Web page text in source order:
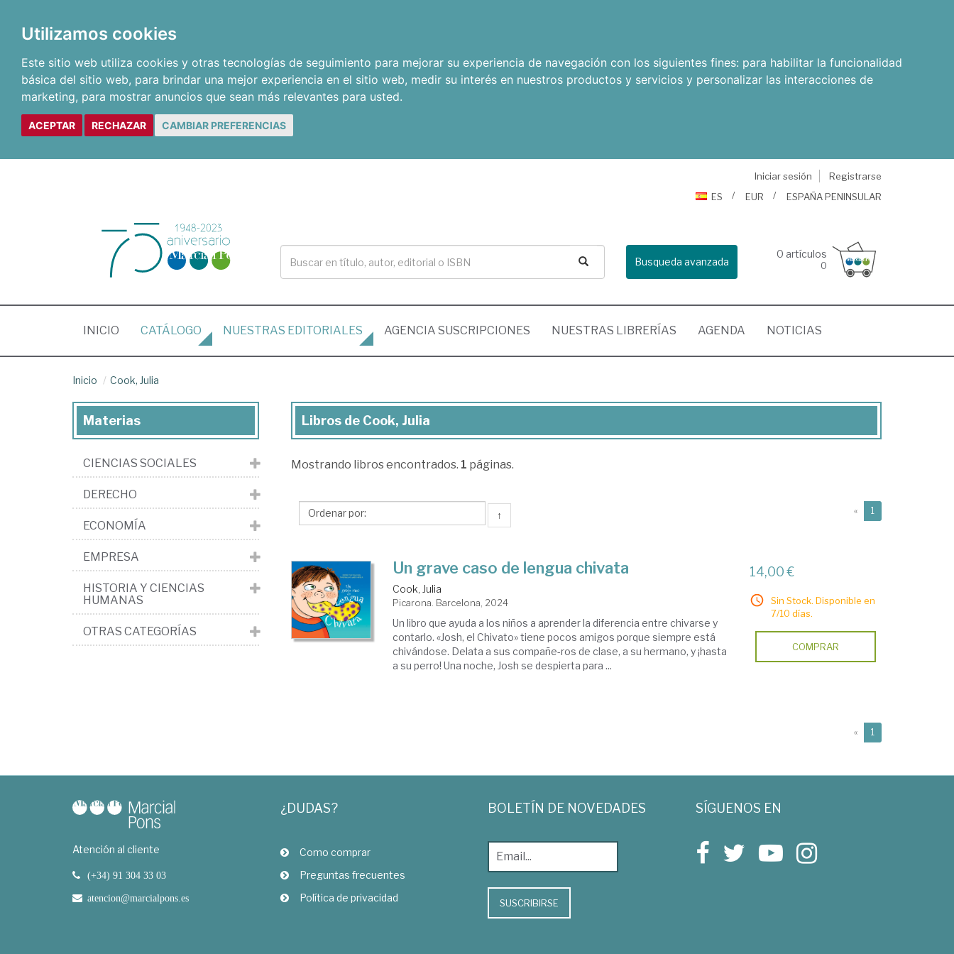
Utilizamos cookies
Este sitio web utiliza cookies y otras tecnologías de seguimiento para mejorar su experiencia de navegación con los siguientes fines: para habilitar la funcionalidad
básica del sitio web, para brindar una mejor experiencia en el sitio web, medir su interés en nuestros productos y servicios y personalizar las interacciones de
marketing, para mostrar anuncios que sean más relevantes para usted.
ACEPTAR RECHAZAR CAMBIAR PREFERENCIAS
Iniciar sesión
Registrarse
ES
EUR ESPAÑA PENINSULAR
Busqueda avanzada
0 artículos
0
INICIO (CURRENT)
CATÁLOGO NUESTRAS EDITORIALES AGENCIA SUSCRIPCIONES NUESTRAS LIBRERÍAS AGENDA NOTICIAS
Inicio Cook, Julia
Libros
Cook,
Libros de Cook, Julia
Mostrando libros encontrados. 1 páginas.
↑ « 1
Un grave caso de lengua chivata
Cook, Julia
Picarona. Barcelona, 2024
Un libro que ayuda a los niños a aprender la diferencia entre chivarse y
contarlo. «Josh, el Chivato» tiene pocos amigos porque siempre está
chivándose. Delata a sus compañe-ros de clase, a su hermano, y ¡hasta
a su perro! Una noche, Josh se despierta para ...
14,00 €
Sin Stock. Disponible en
7/10 días.
COMPRAR
« 1
Materias
CIENCIAS SOCIALES
DERECHO
ECONOMÍA
EMPRESA
HISTORIA Y CIENCIAS
HUMANAS
OTRAS CATEGORÍAS
Atención al cliente
(+34) 91 304 33 03
atencion@marcialpons.es
¿DUDAS?
Como comprar
Preguntas frecuentes
Política de privacidad
BOLETÍN DE NOVEDADES
SUSCRIBIRSE
SÍGUENOS EN